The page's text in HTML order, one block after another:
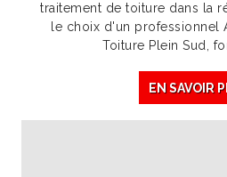
traitement de toiture dans la
le choix d'un
Toiture Plein Sud,
EN SAVOIR